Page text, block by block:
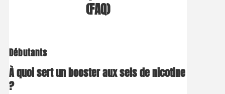
(FAQ)
Débutants
À quoi sert un booster aux sels de nicotine
?